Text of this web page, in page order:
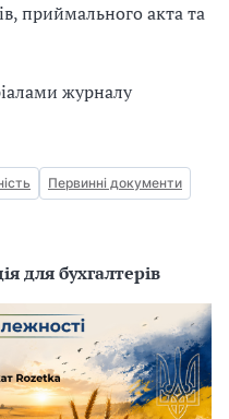
приймального акта та
журналу
Первинні документи
для бухгалтерів